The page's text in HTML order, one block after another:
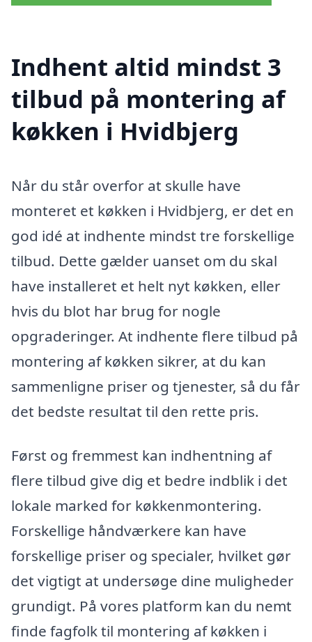
Indhent altid mindst 3
tilbud på montering af
køkken i Hvidbjerg
Når du står overfor at skulle have
monteret et køkken i Hvidbjerg, er det en
god idé at indhente mindst tre forskellige
tilbud. Dette gælder uanset om du skal
have installeret et helt nyt køkken, eller
hvis du blot har brug for nogle
opgraderinger. At indhente flere tilbud på
montering af køkken sikrer, at du kan
sammenligne priser og tjenester, så du får
det bedste resultat til den rette pris.
Først og fremmest kan indhentning af
flere tilbud give dig et bedre indblik i det
lokale marked for køkkenmontering.
Forskellige håndværkere kan have
forskellige priser og specialer, hvilket gør
det vigtigt at undersøge dine muligheder
grundigt. På vores platform kan du nemt
finde fagfolk til montering af køkken i